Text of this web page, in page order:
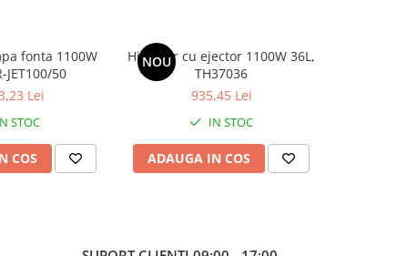
fonta 1100W
JET100/50
Lei
STOC
COS
NOU
Hidrofor cu ejector 1100W 36L,
TH37036
935,45 Lei
IN STOC
ADAUGA IN COS